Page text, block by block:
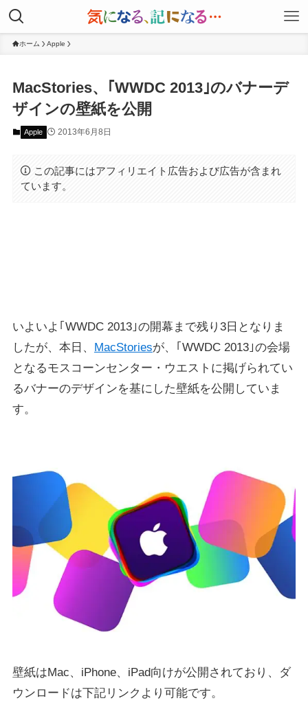
ホーム Apple
MacStories、｢WWDC 2013｣のバナーデ
ザインの壁紙を公開
Apple 2013年6月8日
この記事にはアフィリエイト広告および広告が含まれ
ています。
いよいよ｢WWDC 2013｣の開幕まで残り3日となりま
したが、本日、
MacStoriesが、｢WWDC 2013｣の会場
となるモスコーンセンター・ウエストに掲げられてい
るバナーのデザインを基にした壁紙を公開していま
す。
壁紙はMac、iPhone、iPad向けが公開されており、ダ
ウンロードは下記リンクより可能です。